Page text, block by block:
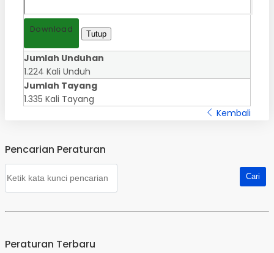
Download Tutup
Jumlah Unduhan
1.224 Kali Unduh
Jumlah Tayang
1.335 Kali Tayang
Kembali
Pencarian Peraturan
Peraturan Terbaru